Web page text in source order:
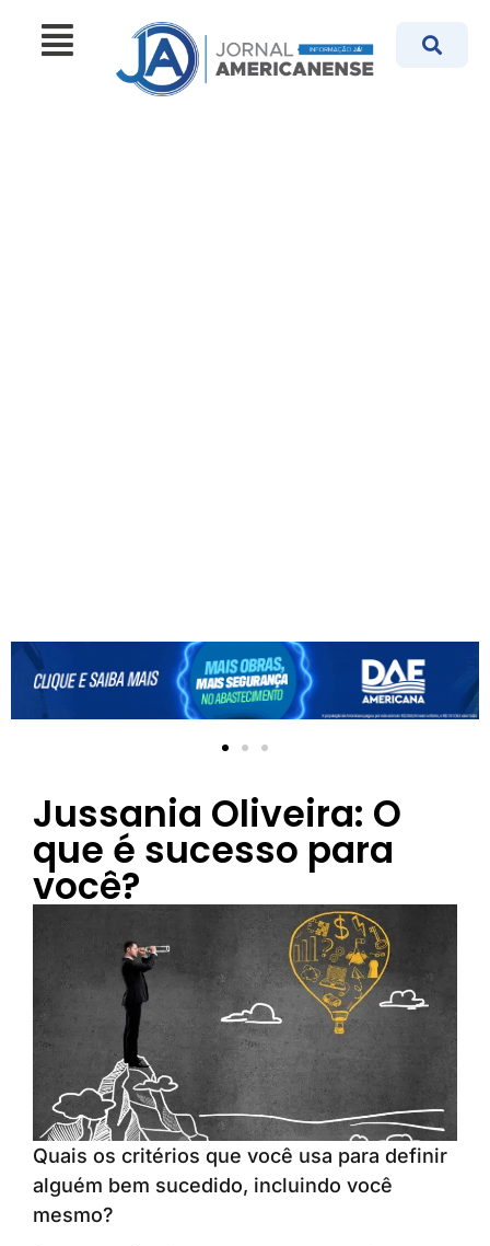
Jussania Oliveira: O
que é sucesso para
você?
Quais os critérios que você usa para definir
alguém bem sucedido, incluindo você
mesmo?